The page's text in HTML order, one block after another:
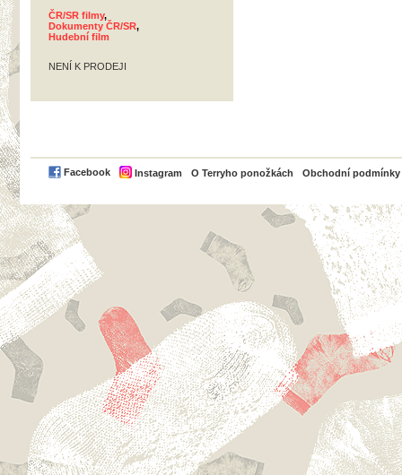
ČR/SR filmy,
Dokumenty ČR/SR,
Hudební film
NENÍ K PRODEJI
Facebook Instagram O Terryho ponožkách Obchodní podmínky
PayPal